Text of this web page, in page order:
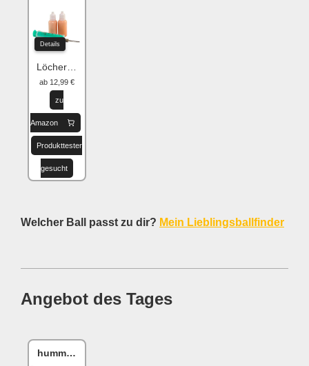
Details
Löcher flicken
ab 12,99 €
zu
Amazon
Produkttester
gesucht
Welcher Ball passt zu dir? Mein Lieblingsballfinder
Angebot des Tages
hummel hmlLEGACY